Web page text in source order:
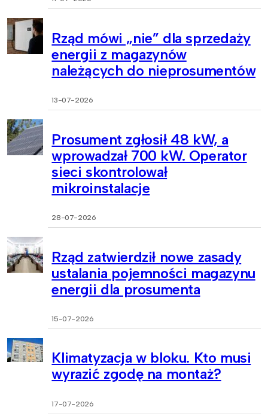
Rząd mówi „nie” dla sprzedaży
energii z magazynów
należących do nieprosumentów
13-07-2026
Prosument zgłosił 48 kW, a
wprowadzał 700 kW. Operator
sieci skontrolował
mikroinstalacje
28-07-2026
Rząd zatwierdził nowe zasady
ustalania pojemności magazynu
energii dla prosumenta
15-07-2026
Klimatyzacja w bloku. Kto musi
wyrazić zgodę na montaż?
17-07-2026